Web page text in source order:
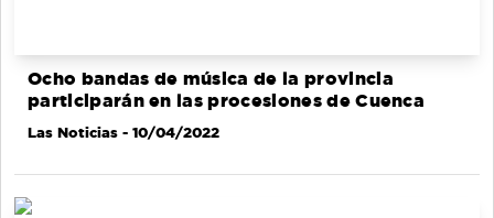
Ocho bandas de música de la provincia
participarán en las procesiones de Cuenca
Las Noticias - 10/04/2022